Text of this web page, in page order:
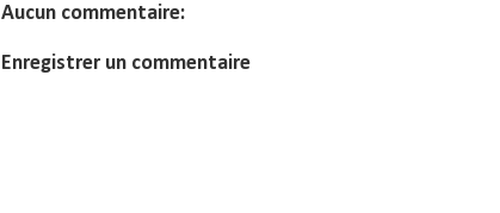
Aucun commentaire:
Enregistrer un commentaire